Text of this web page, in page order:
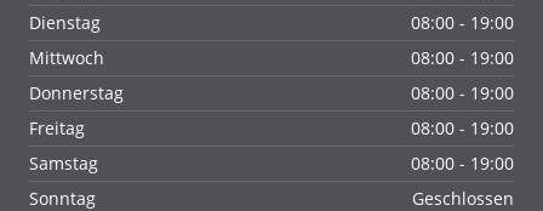
Dienstag
08:00 - 19:00
Mittwoch
08:00 - 19:00
Donnerstag
08:00 - 19:00
Freitag
08:00 - 19:00
Samstag
08:00 - 19:00
Sonntag
Geschlossen